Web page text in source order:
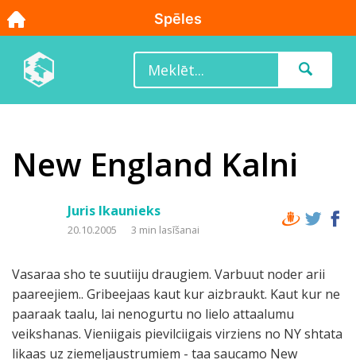
New England Kalni
Juris Ikaunieks
20.10.2005 3 min lasīšanai
Vasaraa sho te suutiiju draugiem. Varbuut noder arii
paareejiem.. Gribeejaas kaut kur aizbraukt. Kaut kur ne
paaraak taalu, lai nenogurtu no lielo attaalumu
veikshanas. Vieniigais pievilciigais virziens no NY shtata
likaas uz ziemeljaustrumiem - taa saucamo New